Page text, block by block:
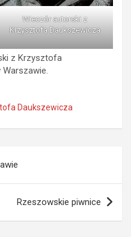
Wieczór autorski z
Krzysztofa Daukszewicza
z Krzysztofa
Daukszewicza
Rzeszowskie piwnice